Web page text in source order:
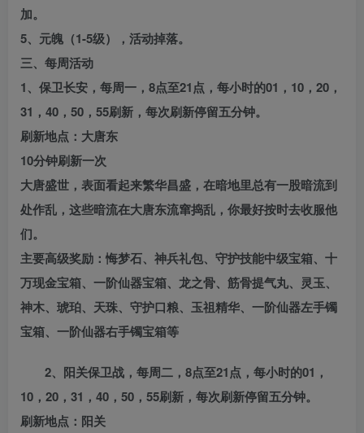
加。
5、元魄（1-5级），活动掉落。
三、每周活动
1、保卫长安，每周一，8点至21点，每小时的01，10，20，
31，40，50，55刷新，每次刷新停留五分钟。
刷新地点：大唐东
10分钟刷新一次
大唐盛世，表面看起来繁华昌盛，在暗地里总有一股暗流到
处作乱，这些暗流在大唐东流窜捣乱，你最好按时去收服他
们。
主要高级奖励：悔梦石、神兵礼包、守护技能中级宝箱、十
万现金宝箱、一阶仙器宝箱、龙之骨、筋骨提气丸、灵玉、
神木、琥珀、天珠、守护口粮、玉祖精华、一阶仙器左手镯
宝箱、一阶仙器右手镯宝箱等
2、阳关保卫战，每周二，8点至21点，每小时的01，
10，20，31，40，50，55刷新，每次刷新停留五分钟。
刷新地点：阳关